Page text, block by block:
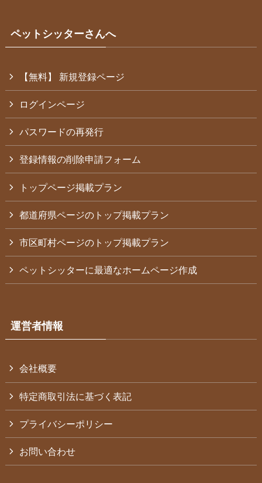
ペットシッターさんへ
【無料】 新規登録ページ
ログインページ
パスワードの再発行
登録情報の削除申請フォーム
トップページ掲載プラン
都道府県ページのトップ掲載プラン
市区町村ページのトップ掲載プラン
ペットシッターに最適なホームページ作成
運営者情報
会社概要
特定商取引法に基づく表記
プライバシーポリシー
お問い合わせ